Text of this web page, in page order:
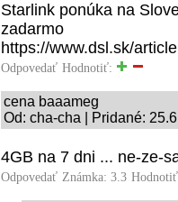
Starlink ponúka na
zadarmo
https://www.dsl.sk/
Odpovedať Hodnotiť:
cena baaameg
Od: cha-cha | Pridané:
4GB na 7 dni ... ne-ze-
Odpovedať Známka: 3.3